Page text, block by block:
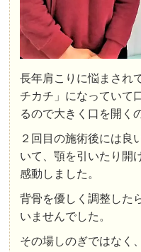
長年肩こりに悩まされ
チカチ」になっていて
るので大きく口を開く
２回目の施術後には良
いて、顎を引いたり開
感動しました。
背骨を優しく調整した
いませんでした。
その場しのぎではなく